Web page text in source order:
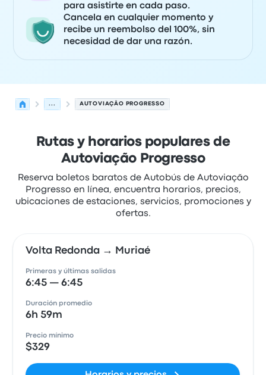
para asistirte en cada paso.
Cancela en cualquier momento y
recibe un reembolso del 100%, sin
necesidad de dar una razón.
... AUTOVIAÇÃO PROGRESSO
Rutas y horarios populares de
Autoviação Progresso
Reserva boletos baratos de Autobús de Autoviação
Progresso en línea, encuentra horarios, precios,
ubicaciones de estaciones, servicios, promociones y
ofertas.
Volta Redonda → Muriaé
Primeras y últimas salidas
6:45 — 6:45
Duración promedio
6h 59m
Precio mínimo
$329